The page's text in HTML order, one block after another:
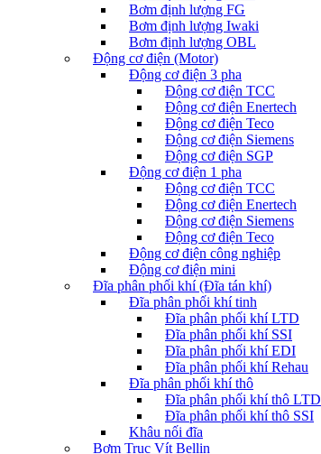
Bơm định lượng FG
Bơm định lượng Iwaki
Bơm định lượng OBL
Động cơ điện (Motor)
Động cơ điện 3 pha
Động cơ điện TCC
Động cơ điện Enertech
Động cơ điện Teco
Động cơ điện Siemens
Động cơ điện SGP
Động cơ điện 1 pha
Động cơ điện TCC
Động cơ điện Enertech
Động cơ điện Siemens
Động cơ điện Teco
Động cơ điện công nghiệp
Động cơ điện mini
Đĩa phân phối khí (Đĩa tán khí)
Đĩa phân phối khí tinh
Đĩa phân phối khí LTD
Đĩa phân phối khí SSI
Đĩa phân phối khí EDI
Đĩa phân phối khí Rehau
Đĩa phân phối khí thô
Đĩa phân phối khí thô LTD
Đĩa phân phối khí thô SSI
Khâu nối đĩa
Bơm Trục Vít Bellin